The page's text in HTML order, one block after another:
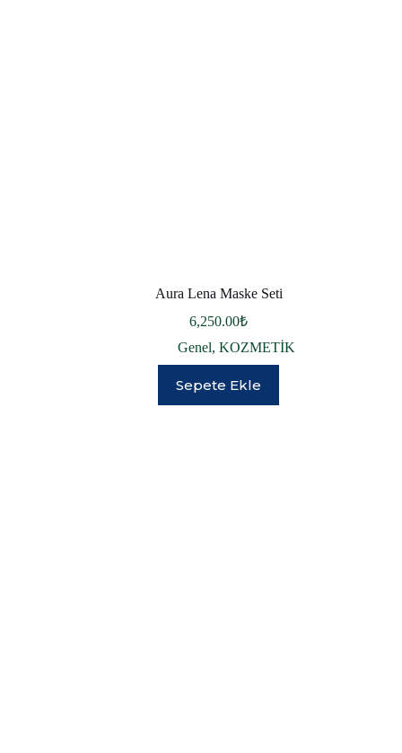
Aura Lena Maske Seti
6,250.00₺
Genel,KOZMETİK
Sepete Ekle